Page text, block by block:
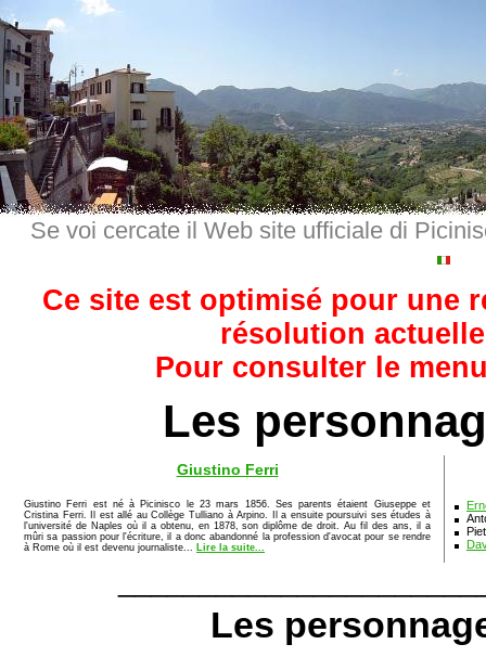
Se voi cercate il Web site ufficiale di
Ce site est optimisé pour une
résolution
Pour consulter le
Les
Giustino Ferri
Giustino Ferri est né à Picinisco le 23 mars 1856. Ses parents étaient Giuseppe et
Cristina Ferri. Il est allé au Collège Tulliano à Arpino. Il a ensuite poursuivi ses études à
l'université de Naples où il a obtenu, en 1878, son diplôme de droit. Au fil des ans, il a
mûri sa passion pour l'écriture, il a donc abandonné la profession d'avocat pour se rendre
à Rome où il est devenu journaliste... Lire la suite...
Les